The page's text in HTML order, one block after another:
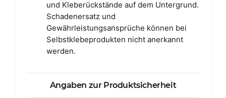
und Kleberückstände auf dem Untergrund.
Schadenersatz und
Gewährleistungsansprüche können bei
Selbstklebeprodukten nicht anerkannt
werden.
Angaben zur Produktsicherheit